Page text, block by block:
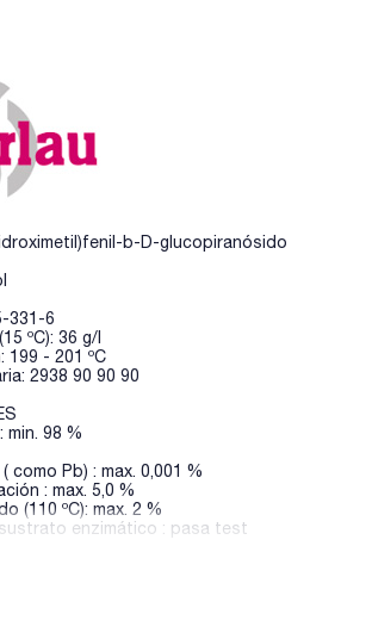
b-D-glucopiranósido
331-6
ºC): 36 g/l
- 201 ºC
2938 90 90 90
min. 98 %
como Pb) : max. 0,001 %
: max. 5,0 %
(110 ºC): max. 2 %
enzimático : pasa test